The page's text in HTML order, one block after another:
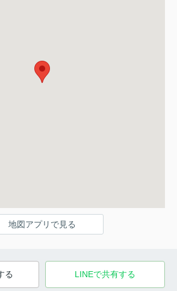
地図アプリで見る
る LINEで共有する